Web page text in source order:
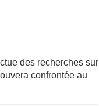
des recherches sur
confrontée au